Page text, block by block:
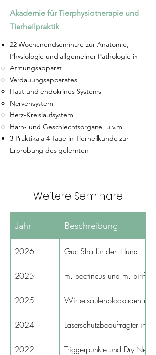
Akademie für Tierphysiotherapie und
Tierheilpraktik
22 Wochenendseminare zur Anatomie,
Physiologie und allgemeiner Pathologie in
Atmungsapparat​
Verdauungsapparates
Haut und endokrines Systems
Nervensystem
Herz-Kreislaufsystem
Harn- und Geschlechtsorgane, u.v.m.
3 Praktika a 4 Tage in Tierheilkunde zur
Erprobung des gelernten
Weitere Seminare
Jahr Beschreibung
2026 Gua-Sha für den Hund
2025 m. pectineus und m.
2025 Wirbelsäulenblockaden
2024 Laserschutzbeauftragter in
2022 Triggerpunkte und Dry